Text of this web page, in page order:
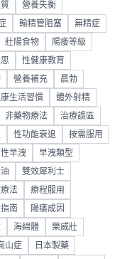
營養失衡
輸精管阻塞 無精症
壯陽食物 陽痿等級
性健康教育
營養補充 晨勃
生活習慣 體外射精
非藥物療法 治療誤區
性功能衰退 按需服用
早洩 早洩類型
雙效犀利士
法 療程服用
南 陽痿成因
海綿體 樂威壯
山症 日本製藥